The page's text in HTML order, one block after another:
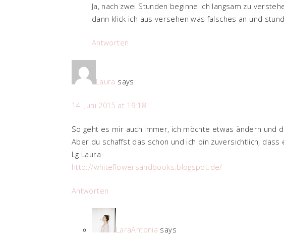
Ja, nach zwei Stunden beginne ich langsam zu
dann klick ich aus versehen was falsches an und
Antworten
Laura says
14. Juni 2015 at 19:18
So geht es mir auch immer, ich möchte etwas ändern und
Aber du schaffst das schon und ich bin zuversichtlich, dass
Lg Laura
http://whiteflowersandbooks.blogspot.de/
Antworten
LaraAntonia says